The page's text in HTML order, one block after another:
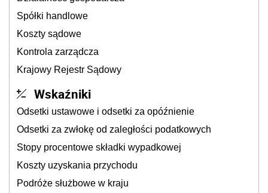
Spółki handlowe
Koszty sądowe
Kontrola zarządcza
Krajowy Rejestr Sądowy
Wskaźniki
Odsetki ustawowe i odsetki za opóźnienie
Odsetki za zwłokę od zaległości podatkowych
Stopy procentowe składki wypadkowej
Koszty uzyskania przychodu
Podróże służbowe w kraju